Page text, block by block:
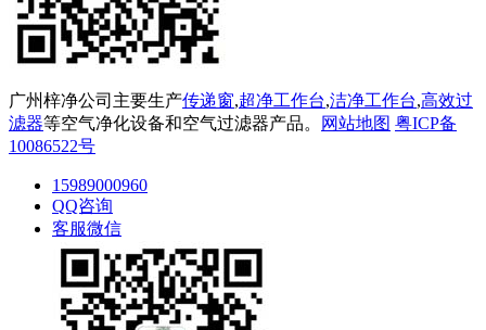
广州梓净公司主要生产传递窗,超净工作台,洁净工作台,高效过
滤器等空气净化设备和空气过滤器产品。 网站地图 粤ICP备
10086522号
15989000960
QQ咨询
客服微信